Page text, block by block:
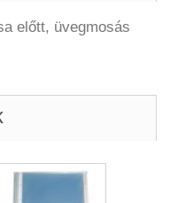
előtt, üvegmosás